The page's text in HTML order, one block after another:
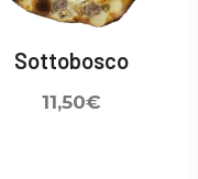
Sottobosco
11,50€